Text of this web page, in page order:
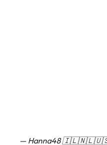
— Hanna48 🇮🇱🇳🇱🇺🇸